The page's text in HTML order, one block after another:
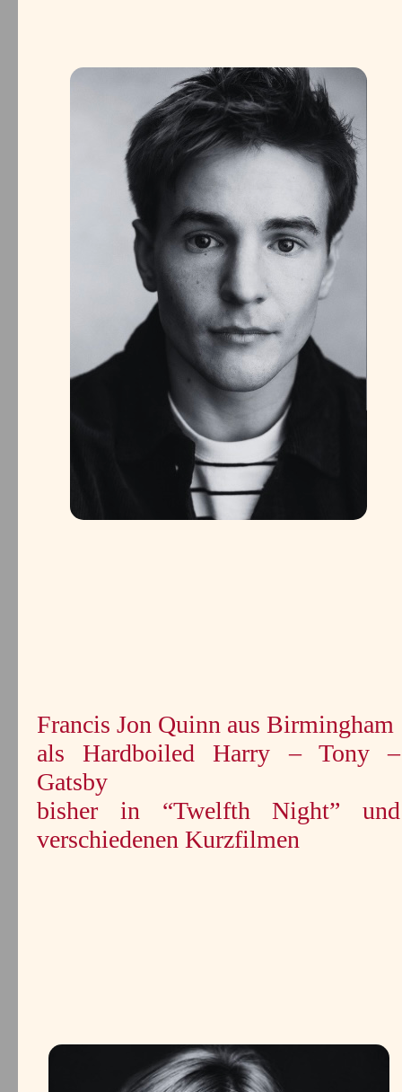
Francis Jon Quinn aus Birmingham
als Hardboiled Harry – Tony –
Gatsby
bisher in “Twelfth Night” und
verschiedenen Kurzfilmen